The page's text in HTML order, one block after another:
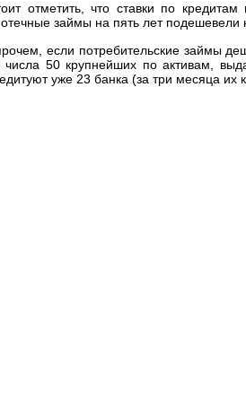
отметить, что ставки по
займы на пять лет подешевели
если потребительские займы
числа 50 крупнейших по активам,
уже 23 банка (за три месяца их